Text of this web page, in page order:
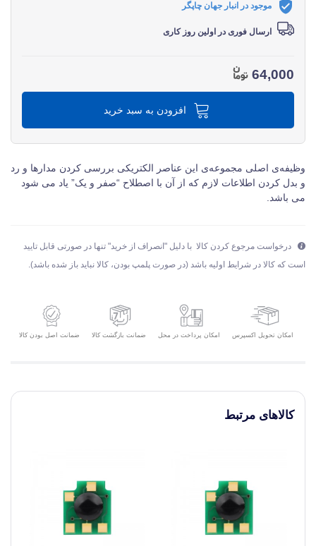
موجود در انبار جهان چاپگر
ارسال فوری در اولین روز کاری
64,000
افزودن به سبد خرید
وظیفه‌ی اصلی مجموعه‌ی این عناصر الکتریکی بررسی کردن مدارها و رد
و بدل کردن اطلاعات لازم که از آن با اصطلاح “صفر و یک” یاد می‌ شود
می‌ باشد.
درخواست مرجوع کردن کالا با دلیل "انصراف از خرید" تنها در صورتی قابل تایید
است که کالا در شرایط اولیه باشد (در صورت پلمپ بودن، کالا نباید باز شده باشد).
امکان تحویل اکسپرس امکان پرداخت در محل ضمانت بازگشت کالا ضمانت اصل بودن کالا
کالاهای مرتبط